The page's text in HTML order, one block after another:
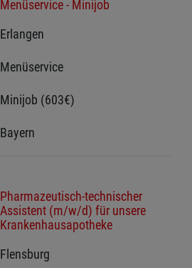
Menüservice - Minijob
Erlangen
Menüservice
Minijob (603€)
Bayern
Pharmazeutisch-technischer
Assistent (m/w/d) für unsere
Krankenhausapotheke
Flensburg